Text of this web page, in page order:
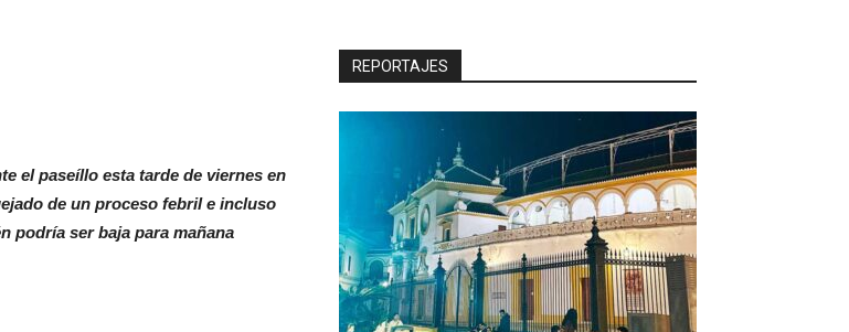
el paseíllo esta tarde de viernes en
de un proceso febril e incluso
podría ser baja para mañana
REPORTAJES